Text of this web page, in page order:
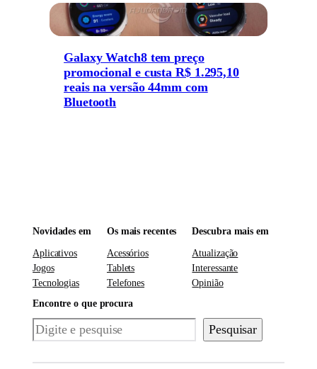
Galaxy Watch8 tem preço
promocional e custa R$ 1.295,10
reais na versão 44mm com
Bluetooth
Novidades em
Aplicativos
Jogos
Tecnologias
Os mais recentes
Acessórios
Tablets
Telefones
Descubra mais em
Atualização
Interessante
Opinião
Encontre o que procura
Pesquisar Pesquisar